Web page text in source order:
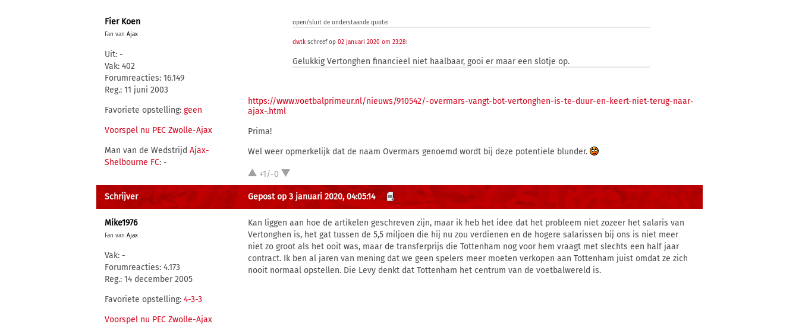
Fier Koen
Fan van Ajax
Uit: -
Vak: 402
Forumreacties: 16.149
Reg.: 11 juni 2003
Favoriete opstelling: geen
Voorspel nu PEC Zwolle-Ajax
Man van de Wedstrijd Ajax-
Shelbourne FC: -
open/sluit de onderstaande quote:
dwtk schreef op02 januari 2020 om 23:28:
Gelukkig Vertonghen financieel niet haalbaar, gooi er maar een slotje op.
https://www.voetbalprimeur.nl/nieuws/910542/-overmars-vangt-bot-vertonghen-is-te-duur-en-keert-niet-terug-naar-
ajax-.html
Prima!
Wel weer opmerkelijk dat de naam Overmars genoemd wordt bij deze potentiele blunder.
+1/-0
Schrijver Gepost op 3 januari 2020, 04:05:14
Mike1976
Fan van Ajax
Vak: -
Forumreacties: 4.173
Reg.: 14 december 2005
Favoriete opstelling: 4-3-3
Voorspel nu PEC Zwolle-Ajax
Kan liggen aan hoe de artikelen geschreven zijn, maar ik heb het idee dat het probleem niet zozeer het salaris van
Vertonghen is, het gat tussen de 5,5 miljoen die hij nu zou verdienen en de hogere salarissen bij ons is niet meer
niet zo groot als het ooit was, maar de transferprijs die Tottenham nog voor hem vraagt met slechts een half jaar
contract. Ik ben al jaren van mening dat we geen spelers meer moeten verkopen aan Tottenham juist omdat ze zich
nooit normaal opstellen. Die Levy denkt dat Tottenham het centrum van de voetbalwereld is.